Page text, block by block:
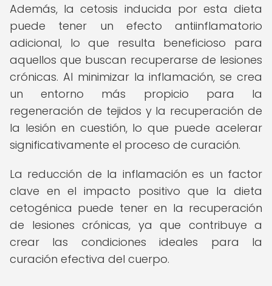
Además, la cetosis inducida por esta dieta
puede tener un efecto antiinflamatorio
adicional, lo que resulta beneficioso para
aquellos que buscan recuperarse de lesiones
crónicas. Al minimizar la inflamación, se crea
un entorno más propicio para la
regeneración de tejidos y la recuperación de
la lesión en cuestión, lo que puede acelerar
significativamente el proceso de curación.
La reducción de la inflamación es un factor
clave en el impacto positivo que la dieta
cetogénica puede tener en la recuperación
de lesiones crónicas, ya que contribuye a
crear las condiciones ideales para la
curación efectiva del cuerpo.